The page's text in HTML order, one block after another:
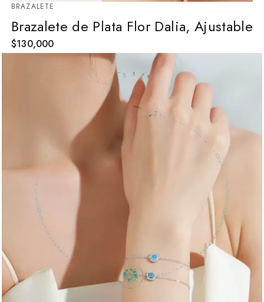
BRAZALETE
Brazalete de Plata Flor Dalia, Ajustable
$130,000